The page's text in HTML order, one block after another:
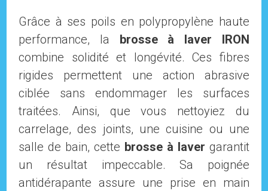
Grâce à ses poils en polypropylène haute
performance, la brosse à laver IRON
combine solidité et longévité. Ces fibres
rigides permettent une action abrasive
ciblée sans endommager les surfaces
traitées. Ainsi, que vous nettoyiez du
carrelage, des joints, une cuisine ou une
salle de bain, cette brosse à laver garantit
un résultat impeccable. Sa poignée
antidérapante assure une prise en main